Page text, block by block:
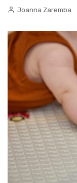
Joanna Zaremba